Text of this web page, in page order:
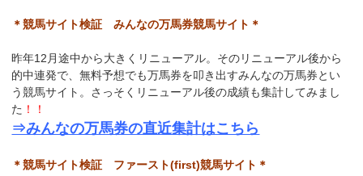
＊競馬サイト検証 みんなの万馬券競馬サイト＊
昨年12月途中から大きくリニューアル。そのリニューアル後から
的中連発で、無料予想でも万馬券を叩き出すみんなの万馬券とい
う競馬サイト。さっそくリニューアル後の成績も集計してみまし
た ！！
⇒みんなの万馬券の直近集計はこちら
＊競馬サイト検証 ファースト(first)競馬サイト＊